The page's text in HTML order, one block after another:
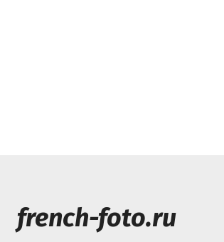
french-foto.ru